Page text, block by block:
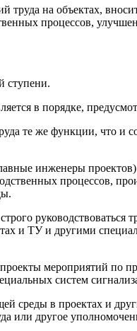
труда на объектах,
процессов,
ступени.
в порядке,
те же функции, что и
инженеры
процессов,
руководствоваться
и ТУ и другими
мероприятий
систем
в проектах и
или другое